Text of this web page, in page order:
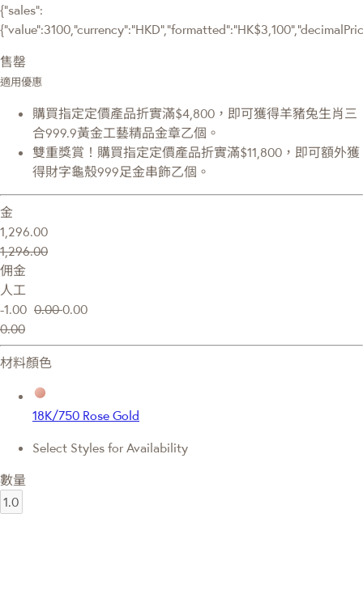
{"sales":
售罄
適用優惠
購買指定定價產品折實滿$4,800，即可獲得羊豬兔生肖三
合999.9黃金工藝精品金章乙個。
雙重獎賞！購買指定定價產品折實滿$11,800，即可額外獲
得財字龜殼999足金串飾乙個。
金
1,296.00
1,296.00
佣金
人工
-1.00 0.000.00
0.00
材料顏色
18K/750 Rose Gold
Select Styles for Availability
數量